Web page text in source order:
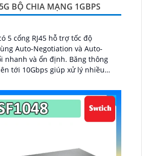
BỘ CHIA MẠNG 1GBPS
5 cổng RJ45 hỗ trợ tốc độ
Auto-Negotiation và Auto-
và ổn định. Băng thông
tới 10Gbps giúp xử lý nhiều